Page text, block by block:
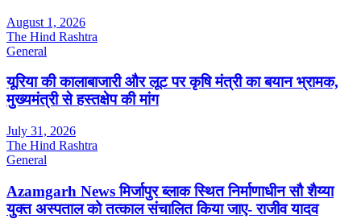
August 1, 2026
The Hind Rashtra
General
यूरिया की कालाबाजारी और लूट पर कृषि मंत्री का बयान भ्रामक,
मुख्यमंत्री से हस्तक्षेप की मांग
July 31, 2026
The Hind Rashtra
General
Azamgarh News मिर्जापुर ब्लाक स्थित निर्माणाधीन सौ शैय्या
युक्त अस्पताल को तत्काल संचालित किया जाए- राजीव यादव